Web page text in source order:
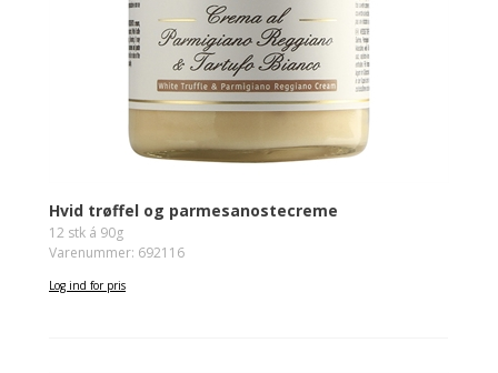
Hvid trøffel og parmesanostecreme
12 stk á 90g
Varenummer: 692116
Log ind for pris